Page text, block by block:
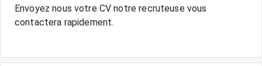
Envoyez nous votre CV notre recruteuse vous
contactera rapidement.